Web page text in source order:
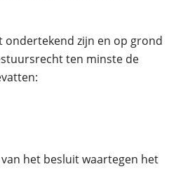
ondertekend zijn en op grond
ten minste de
het besluit waartegen het